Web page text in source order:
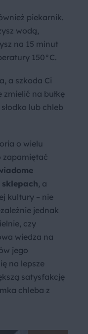
piekarnik.
wodą,
na 15 minut
150°C.
a szkoda Ci
zmielić na bułkę
lub chleb
o wielu
zapamiętać
, a
kultury – nie
jednak
czy
wiedza na
jego
na lepsze
satysfakcję
chleba z